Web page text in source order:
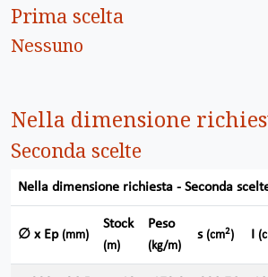
Prima scelta
Nessuno
Nella dimensione
Seconda scelte
Nella dimensione richiesta - Seconda
∅ x Ep (mm)
Stock
(m)
Peso
(kg/m)
s (cm2) I